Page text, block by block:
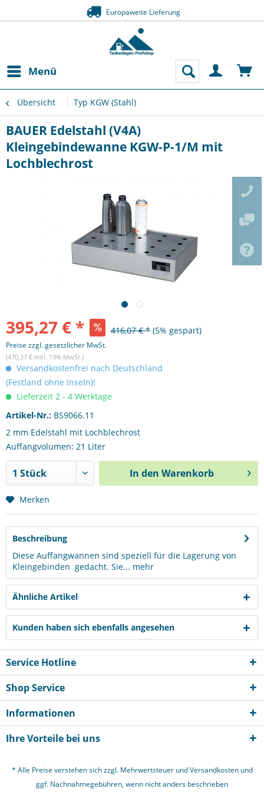
Europaweite Lieferung
Menü
Übersicht Typ KGW (Stahl)
BAUER Edelstahl (V4A)
Kleingebindewanne KGW-P-1/M mit
Lochblechrost
395,27 € * 416,07 € * (5% gespart)
Preise zzgl. gesetzlicher MwSt.
(470,37 € inkl. 19% MwSt.)
Versandkostenfrei nach Deutschland
(Festland ohne Inseln)!
Lieferzeit 2 - 4 Werktage
Artikel-Nr.: BS9066.11
2 mm Edelstahl mit Lochblechrost
Auffangvolumen: 21 Liter
In den Warenkorb
Merken
Beschreibung
Diese Auffangwannen sind speziell für die Lagerung von
Kleingebinden gedacht. Sie... mehr
Ähnliche Artikel
Kunden haben sich ebenfalls angesehen
Service Hotline
Shop Service
Informationen
Ihre Vorteile bei uns
* Alle Preise verstehen sich zzgl. Mehrwertsteuer undVersandkostenund
ggf. Nachnahmegebühren, wenn nicht anders beschrieben